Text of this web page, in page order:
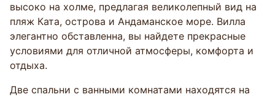
высоко на холме, предлагая великолепный вид на
пляж Ката, острова и Андаманское море. Вилла
элегантно обставленна, вы найдете прекрасные
условиями для отличной атмосферы, комфорта и
отдыха.
Две спальни с ванными комнатами находятся на